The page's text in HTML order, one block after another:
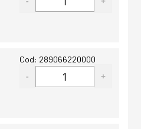
Cod: 289066220000